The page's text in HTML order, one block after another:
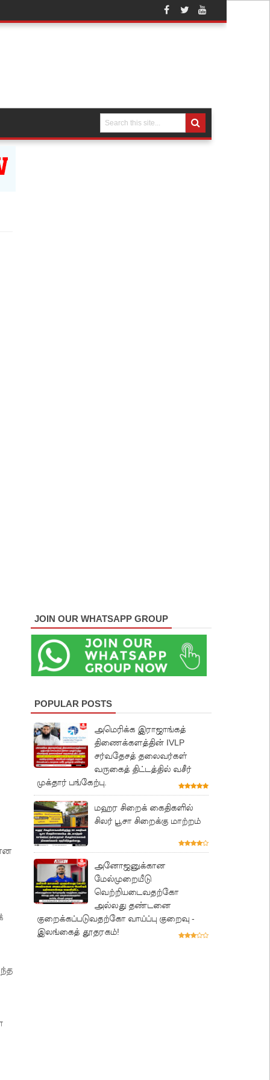
JOIN OUR WHATSAPP GROUP
POPULAR POSTS
அமெரிக்க இராஜாங்கத்
திணைக்களத்தின் IVLP
சர்வதேசத் தலைவர்கள்
வருகைத் திட்டத்தில் வசீர்
முக்தார் பங்கேற்பு.
மஹர சிறைக் கைதிகளில்
சிலர் பூசா சிறைக்கு மாற்றம்
அனோஜனுக்கான
மேல்முறையீடு
வெற்றியடைவதற்கோ
அல்லது தண்டனை
குறைக்கப்படுவதற்கோ வாய்ப்பு குறைவு -
இலங்கைத் தூதரகம்!